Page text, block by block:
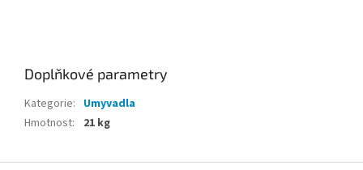
Doplňkové parametry
Kategorie: Umyvadla
Hmotnost: 21 kg